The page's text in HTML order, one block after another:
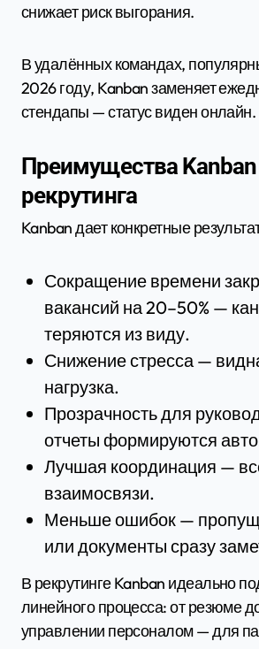
снижает риск выгорания.
В удалённых командах,
2026 году, Kanban заменяет
стендапы — статус виден онлайн.
Преимущества Kanban
рекрутинга
Kanban дает конкретные
Сокращение времени
вакансий на 20–50% —
теряются из виду.
Снижение стресса —
нагрузка.
Прозрачность для
отчеты формируются
Лучшая координация —
взаимосвязи.
Меньше ошибок —
или документы сразу
В рекрутинге Kanban идеально
линейного процесса: от резюме
управлении персоналом — для